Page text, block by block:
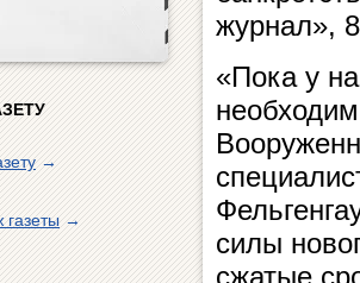
→
газеты→
журнал»,
«Пока у
силы
сжатые